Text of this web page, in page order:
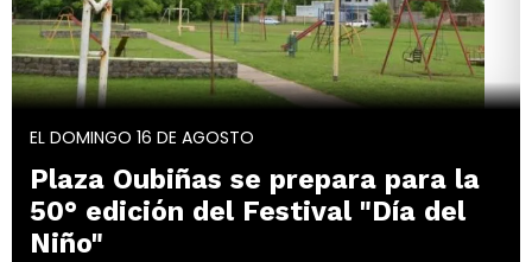
EL DOMINGO 16 DE AGOSTO
Plaza Oubiñas se prepara para la
50° edición del Festival "Día del
Niño"